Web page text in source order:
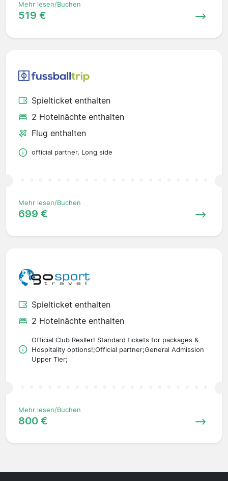
Mehr lesen/Buchen
519 €
Spielticket enthalten
2 Hotelnächte enthalten
Flug enthalten
official partner, Long side
Mehr lesen/Buchen
699 €
Spielticket enthalten
2 Hotelnächte enthalten
Official Club Resller! Standard tickets for packages &
Hospitality options!;Official partner;General Admission
Upper Tier;
Mehr lesen/Buchen
800 €